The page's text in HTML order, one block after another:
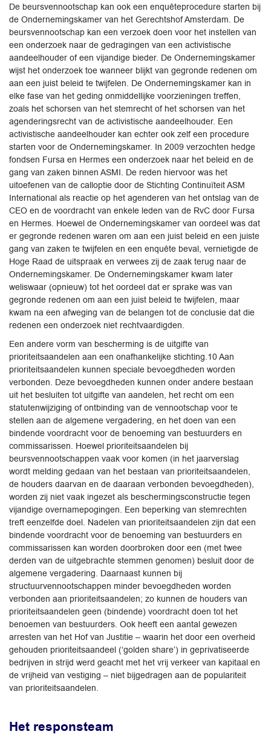
De beursvennootschap kan ook een enquêteprocedure starten bij
de Ondernemingskamer van het Gerechtshof Amsterdam. De
beursvennootschap kan een verzoek doen voor het instellen van
een onderzoek naar de gedragingen van een activistische
aandeelhouder of een vijandige bieder. De Ondernemingskamer
wijst het onderzoek toe wanneer blijkt van gegronde redenen om
aan een juist beleid te twijfelen. De Ondernemingskamer kan in
elke fase van het geding onmiddellijke voorzieningen treffen,
zoals het schorsen van het stemrecht of het schorsen van het
agenderingsrecht van de activistische aandeelhouder. Een
activistische aandeelhouder kan echter ook zelf een procedure
starten voor de Ondernemingskamer. In 2009 verzochten hedge
fondsen Fursa en Hermes een onderzoek naar het beleid en de
gang van zaken binnen ASMI. De reden hiervoor was het
uitoefenen van de calloptie door de Stichting Continuïteit ASM
International als reactie op het agenderen van het ontslag van de
CEO en de voordracht van enkele leden van de RvC door Fursa
en Hermes. Hoewel de Ondernemingskamer van oordeel was dat
er gegronde redenen waren om aan een juist beleid en een juiste
gang van zaken te twijfelen en een enquête beval, vernietigde de
Hoge Raad de uitspraak en verwees zij de zaak terug naar de
Ondernemingskamer. De Ondernemingskamer kwam later
weliswaar (opnieuw) tot het oordeel dat er sprake was van
gegronde redenen om aan een juist beleid te twijfelen, maar
kwam na een afweging van de belangen tot de conclusie dat die
redenen een onderzoek niet rechtvaardigden.
Een andere vorm van bescherming is de uitgifte van
prioriteitsaandelen aan een onafhankelijke stichting.10 Aan
prioriteitsaandelen kunnen speciale bevoegdheden worden
verbonden. Deze bevoegdheden kunnen onder andere bestaan
uit het besluiten tot uitgifte van aandelen, het recht om een
statutenwijziging of ontbinding van de vennootschap voor te
stellen aan de algemene vergadering, en het doen van een
bindende voordracht voor de benoeming van bestuurders en
commissarissen. Hoewel prioriteitsaandelen bij
beursvennootschappen vaak voor komen (in het jaarverslag
wordt melding gedaan van het bestaan van prioriteitsaandelen,
de houders daarvan en de daaraan verbonden bevoegdheden),
worden zij niet vaak ingezet als beschermingsconstructie tegen
vijandige overnamepogingen. Een beperking van stemrechten
treft eenzelfde doel. Nadelen van prioriteitsaandelen zijn dat een
bindende voordracht voor de benoeming van bestuurders en
commissarissen kan worden doorbroken door een (met twee
derden van de uitgebrachte stemmen genomen) besluit door de
algemene vergadering. Daarnaast kunnen bij
structuurvennootschappen minder bevoegdheden worden
verbonden aan prioriteitsaandelen; zo kunnen de houders van
prioriteitsaandelen geen (bindende) voordracht doen tot het
benoemen van bestuurders. Ook heeft een aantal gewezen
arresten van het Hof van Justitie – waarin het door een overheid
gehouden prioriteitsaandeel (‘golden share’) in geprivatiseerde
bedrijven in strijd werd geacht met het vrij verkeer van kapitaal en
de vrijheid van vestiging – niet bijgedragen aan de populariteit
van prioriteitsaandelen.
Het responsteam